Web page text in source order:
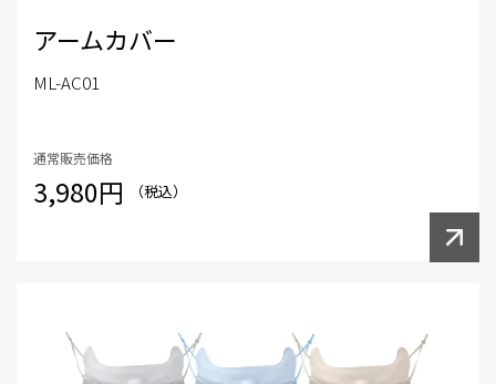
アームカバー
ML-AC01
通常販売価格
3,980円 （税込）